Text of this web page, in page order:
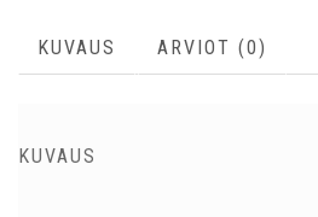
KUVAUS ARVIOT (0)
KUVAUS